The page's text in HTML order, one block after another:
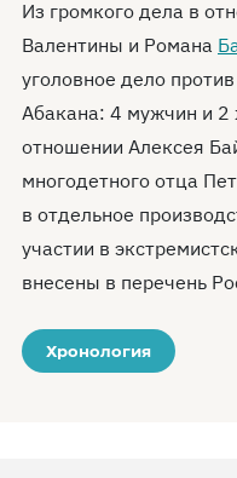
Из громкого дела в
Валентины и Романа
уголовное дело
Абакана: 4 мужчин и
отношении Алексея
многодетного отца
в отдельное
участии в
внесены в перечень
Хронология